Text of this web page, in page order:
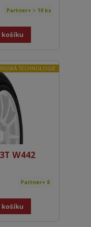
Partner+ > 10 ks
košíku
TECHNOLOGIE
W442
Partner+ 8
košíku